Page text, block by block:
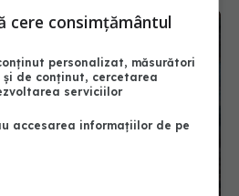
tusea uscată se agravează
cere consimțământul
personalizat, măsurători
de conținut, cercetarea
serviciilor
accesarea informațiilor de pe